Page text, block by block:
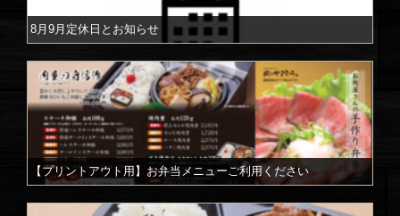
8月9月定休日とお知らせ
【プリントアウト用】お弁当メニューご利用ください